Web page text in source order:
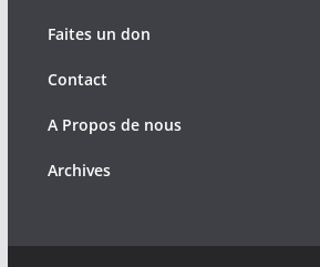
Faites un don
Contact
A Propos de nous
Archives